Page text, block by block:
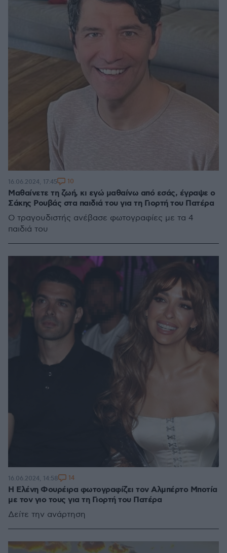
Μαθαίνετε τη ζωή, κι εγώ μαθαίνω από εσάς, έγραψε ο
Σάκης Ρουβάς στα παιδιά του για τη Γιορτή του Πατέρα
Ο τραγουδιστής ανέβασε φωτογραφίες με τα 4
παιδιά του
16.06.2024, 17:45 10
Η Ελένη Φουρέιρα φωτογραφίζει τον Αλμπέρτο Μποτία
με τον γιο τους για τη Γιορτή του Πατέρα
Δείτε την ανάρτηση
16.06.2024, 14:58 14